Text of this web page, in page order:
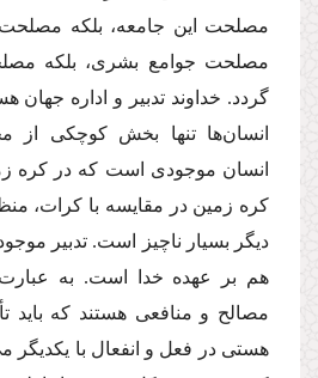
مصلحت این جامعه، بلكه مصلحت
مصلحت جوامع بشرى، بلكه
گردد. خداوند تدبیر و اداره جهان
انسان‌ها تنها بخش كوچكى از
انسان موجودى است كه در كره
كره زمین در مقایسه با كرات،
دیگر بسیار ناچیز است. تدبیر
هم بر عهده خدا است. به عبارت
مصالح و منافعى هستند كه باید
هستى در فعل و انفعال با یكدیگر